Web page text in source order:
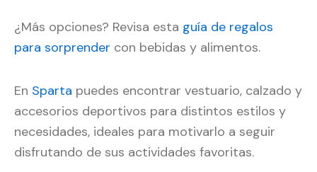
¿Más opciones? Revisa esta guía de regalos
para sorprender con bebidas y alimentos.
En Sparta puedes encontrar vestuario, calzado y
accesorios deportivos para distintos estilos y
necesidades, ideales para motivarlo a seguir
disfrutando de sus actividades favoritas.